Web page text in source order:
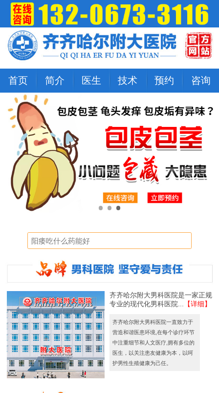
首页 简介 医生 技术 预约 咨询
齐齐哈尔附大男科医院是一家正规
专业的现代化男科医院...
【详细】
齐齐哈尔附大男科医院一直致力于
营造和谐医患环境,在每个诊疗环节
中注重细节和人文医疗,拥有多位的
医生，以关注患友健康为本，以呵
护男性生殖健康为己任。